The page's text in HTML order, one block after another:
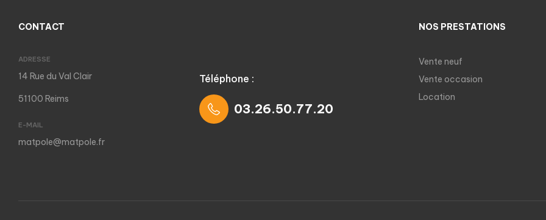
CONTACT
ADRESSE
14 Rue du Val Clair
51100 Reims
E-MAIL
matpole@matpole.fr
Téléphone :
03.26.50.77.20
NOS PRESTATIONS
Vente neuf
Vente occasion
Location